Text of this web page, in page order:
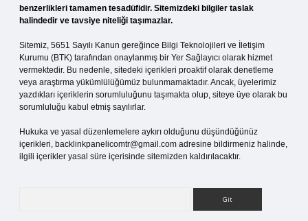
benzerlikleri tamamen tesadüfidir. Sitemizdeki bilgiler taslak
halindedir ve tavsiye niteliği taşımazlar.
Sitemiz, 5651 Sayılı Kanun gereğince Bilgi Teknolojileri ve İletişim
Kurumu (BTK) tarafından onaylanmış bir Yer Sağlayıcı olarak hizmet
vermektedir. Bu nedenle, sitedeki içerikleri proaktif olarak denetleme
veya araştırma yükümlülüğümüz bulunmamaktadır. Ancak, üyelerimiz
yazdıkları içeriklerin sorumluluğunu taşımakta olup, siteye üye olarak bu
sorumluluğu kabul etmiş sayılırlar.
Hukuka ve yasal düzenlemelere aykırı olduğunu düşündüğünüz
içerikleri, backlinkpanelicomtr@gmail.com adresine bildirmeniz halinde,
ilgili içerikler yasal süre içerisinde sitemizden kaldırılacaktır.